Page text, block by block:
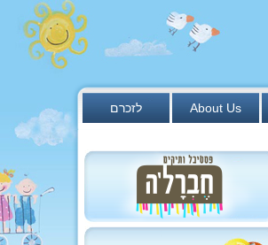
לזכרם About Us